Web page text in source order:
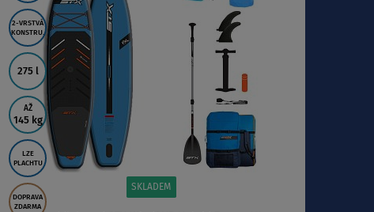
2-VRSTVÁ
KONSTRU.
275 l
AŽ
145 kg
LZE
PLACHTU
DOPRAVA
ZDARMA
SKLADEM